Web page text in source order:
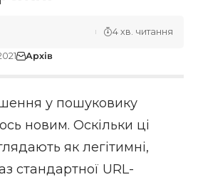
Архів
4 хв. читання
у пошуковику
новим. Оскільки ці
як легітимні,
стандартної URL-